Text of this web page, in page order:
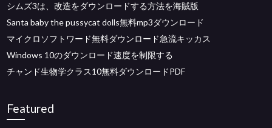
シムズ3は、改造をダウンロードする方法を海賊版
Santa baby the pussycat dolls無料mp3ダウンロード
マイクロソフトワード無料ダウンロード急流キッカス
Windows 10のダウンロード速度を制限する
チャンド生物学クラス10無料ダウンロードPDF
Featured